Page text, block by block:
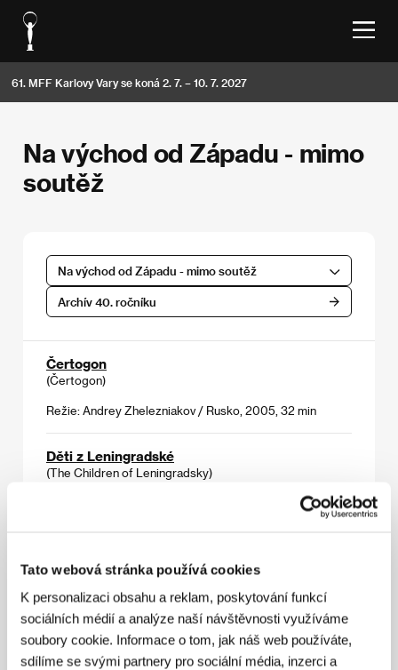
Tato webová stránka používá cookies
K personalizaci obsahu a reklam, poskytování funkcí
sociálních médií a analýze naší návštěvnosti využíváme
soubory cookie. Informace o tom, jak náš web používáte,
sdílíme se svými partnery pro sociální média, inzerci a
61. MFF Karlovy Vary se koná 2. 7. – 10. 7. 2027
Na východ od Západu - mimo
soutěž
Na východ od Západu - mimo soutěž
Archív 40. ročníku
Čertogon
(Čertogon)
Režie: Andrey Zhelezniakov / Rusko, 2005, 32 min
Děti z Leningradské
(The Children of Leningradsky)
Režie: Hanna Polak, Andrzej Celiński / Polsko, 2004,
Vyprahlá země
Režie: Taras Tomenko / Ukrajina, 2004, 25 min